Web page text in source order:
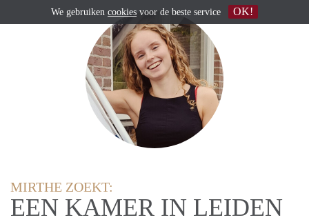
MIRTHE ZOEKT:
EEN KAMER IN LEIDEN
We gebruiken cookies voor de beste service OK!